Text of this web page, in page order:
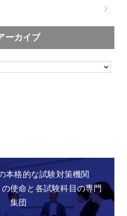
ーカイブ
本格的な試験対策機関
の使命と各試験科目の専門
集団